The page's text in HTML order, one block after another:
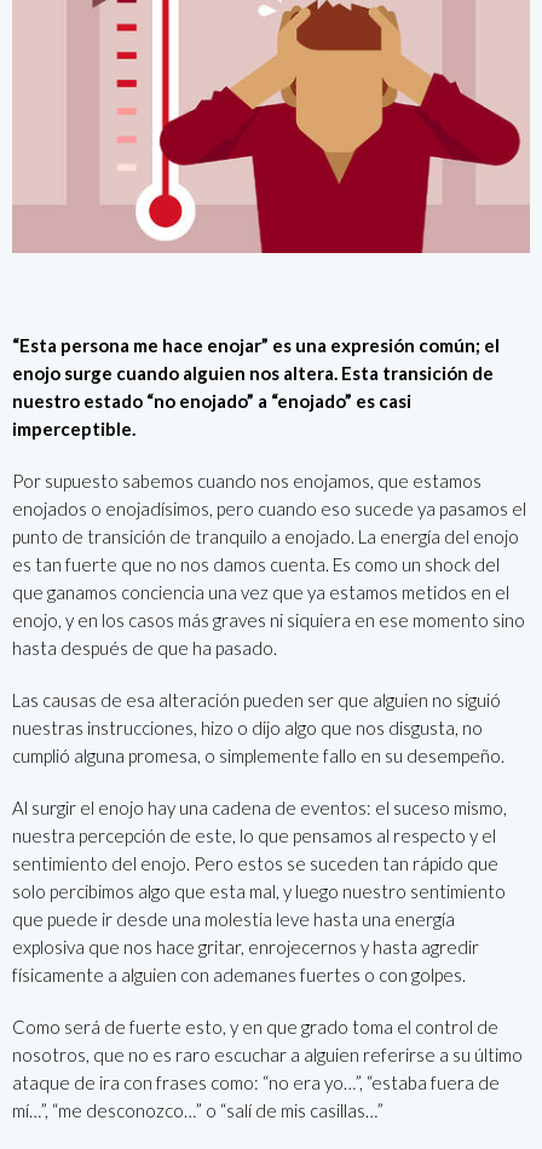
“Esta persona me hace enojar” es una expresión común; el
enojo surge cuando alguien nos altera. Esta transición de
nuestro estado “no enojado” a “enojado” es casi
imperceptible.
Por supuesto sabemos cuando nos enojamos, que estamos
enojados o enojadísimos, pero cuando eso sucede ya pasamos el
punto de transición de tranquilo a enojado. La energía del enojo
es tan fuerte que no nos damos cuenta. Es como un shock del
que ganamos conciencia una vez que ya estamos metidos en el
enojo, y en los casos más graves ni siquiera en ese momento sino
hasta después de que ha pasado.
Las causas de esa alteración pueden ser que alguien no siguió
nuestras instrucciones, hizo o dijo algo que nos disgusta, no
cumplió alguna promesa, o simplemente fallo en su desempeño.
Al surgir el enojo hay una cadena de eventos: el suceso mismo,
nuestra percepción de este, lo que pensamos al respecto y el
sentimiento del enojo. Pero estos se suceden tan rápido que
solo percibimos algo que esta mal, y luego nuestro sentimiento
que puede ir desde una molestia leve hasta una energía
explosiva que nos hace gritar, enrojecernos y hasta agredir
físicamente a alguien con ademanes fuertes o con golpes.
Como será de fuerte esto, y en que grado toma el control de
nosotros, que no es raro escuchar a alguien referirse a su último
ataque de ira con frases como: “no era yo…”, “estaba fuera de
mí…”, “me desconozco…” o “salí de mis casillas…”